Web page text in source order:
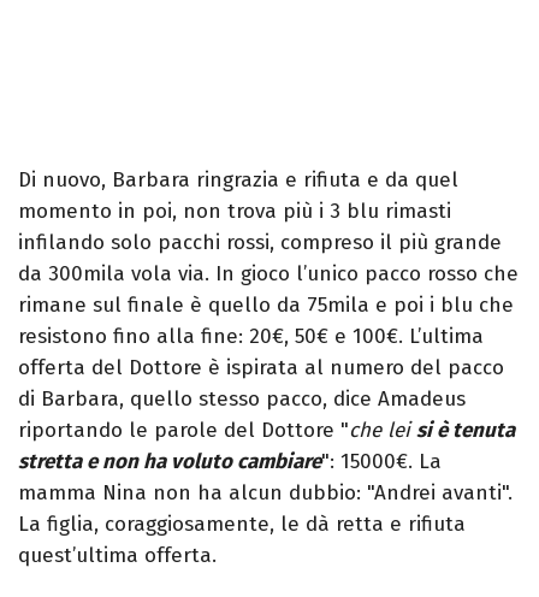
Di nuovo, Barbara ringrazia e rifiuta e da quel
momento in poi, non trova più i 3 blu rimasti
infilando solo pacchi rossi, compreso il più grande
da 300mila vola via. In gioco l’unico pacco rosso che
rimane sul finale è quello da 75mila e poi i blu che
resistono fino alla fine: 20€, 50€ e 100€. L’ultima
offerta del Dottore è ispirata al numero del pacco
di Barbara, quello stesso pacco, dice Amadeus
riportando le parole del Dottore "che leisi è tenuta
stretta e non ha voluto cambiare": 15000€. La
mamma Nina non ha alcun dubbio: "Andrei avanti".
La figlia, coraggiosamente, le dà retta e rifiuta
quest’ultima offerta.